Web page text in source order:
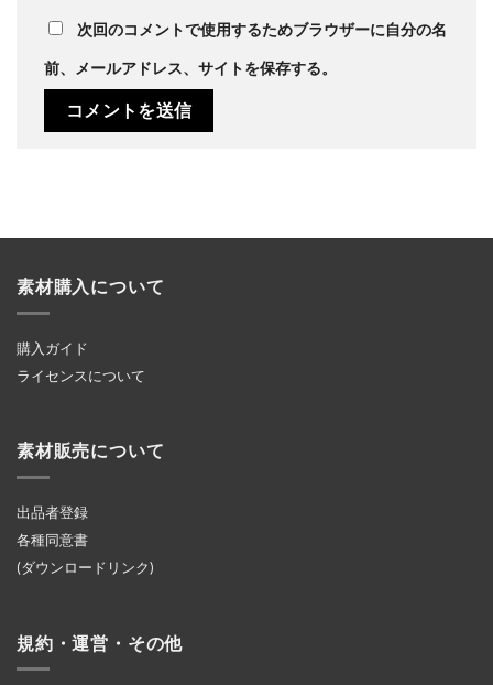
次回のコメントで使用するためブラウザーに自分の名
前、メールアドレス、サイトを保存する。
素材購入について
購入ガイド
ライセンスについて
素材販売について
出品者登録
各種同意書
(ダウンロードリンク)
規約・運営・その他